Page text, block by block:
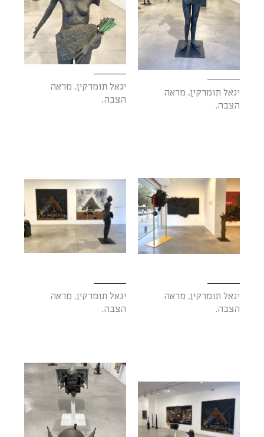
יגאל תומרקין, מראה
הצבה.
יגאל תומרקין, מראה
הצבה.
יגאל תומרקין, מראה
הצבה.
יגאל תומרקין, מראה
הצבה.